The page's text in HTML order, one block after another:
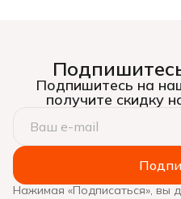
Подпишитесь на
получите скидку
Нажимая «Подписаться», вы